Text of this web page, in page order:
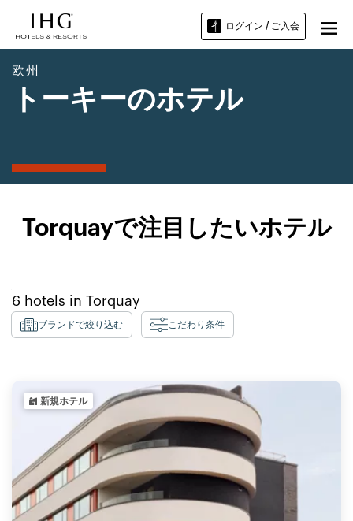
ログイン / ご入会
欧州
トーキーのホテル
Torquayで注目したいホテル
6 hotels in Torquay
ブランドで絞り込む こだわり条件
新規ホテル